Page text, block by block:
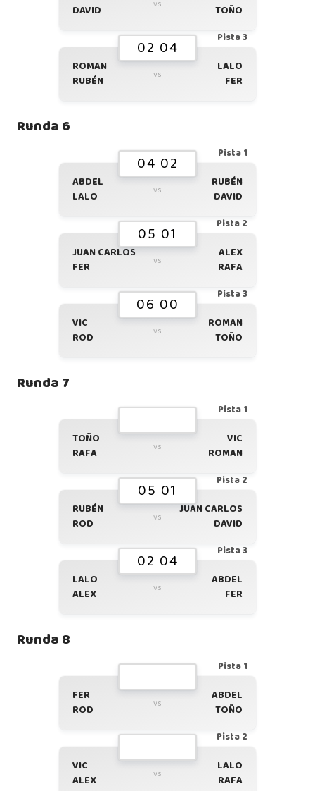
DAVID
vs
TOÑO
Pista 3
02 04
ROMAN
RUBÉN
vs
LALO
FER
Runda 6
Pista 1
04 02
ABDEL
LALO
vs
RUBÉN
DAVID
Pista 2
05 01
JUAN CARLOS
FER
vs
ALEX
RAFA
Pista 3
06 00
VIC
ROD
vs
ROMAN
TOÑO
Runda 7
Pista 1
TOÑO
RAFA
vs
VIC
ROMAN
Pista 2
05 01
RUBÉN
ROD
vs
JUAN CARLOS
DAVID
Pista 3
02 04
LALO
ALEX
vs
ABDEL
FER
Runda 8
Pista 1
FER
ROD
vs
ABDEL
TOÑO
Pista 2
VIC
ALEX
vs
LALO
RAFA